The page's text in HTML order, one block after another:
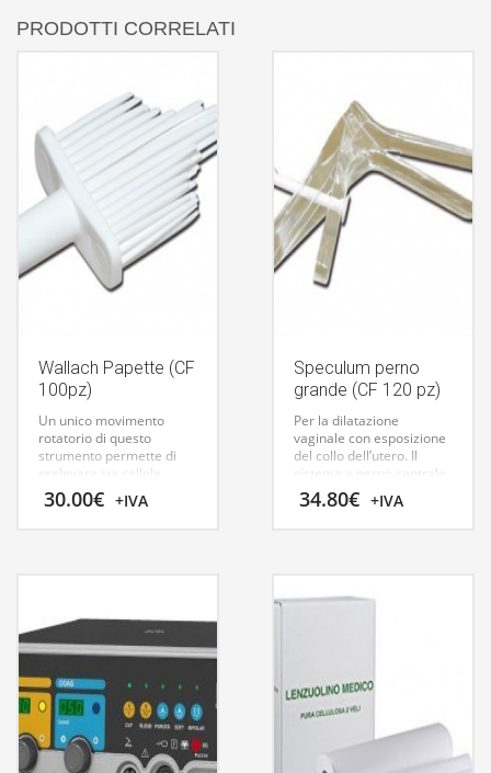
PRODOTTI CORRELATI
Wallach Papette (CF
100pz)
Un unico movimento
rotatorio di questo
strumento permette di
prelevare sia cellule
endocervicali che
esocervicali con un minor
30.00€ +IVA
Speculum perno
grande (CF 120 pz)
Per la dilatazione
vaginale con esposizione
del collo dell’utero. Il
sistema a perno centrale
permette di regolare e
bloccare con sicurezza
garantiscono
l’introduzione di
strumentario. Fabbricati
in Europa.SPECULUM
CUSCO A PERNO29948
34.80€ +IVA